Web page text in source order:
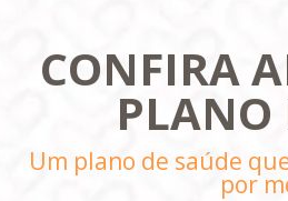
CONFIRA
PLANO
Um plano de saúde
por